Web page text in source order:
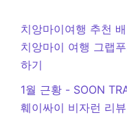
치앙마이여행 추천
치앙마이 여행 그랩
하기
1월 근황 - SOON
훼이싸이 비자런 리뷰